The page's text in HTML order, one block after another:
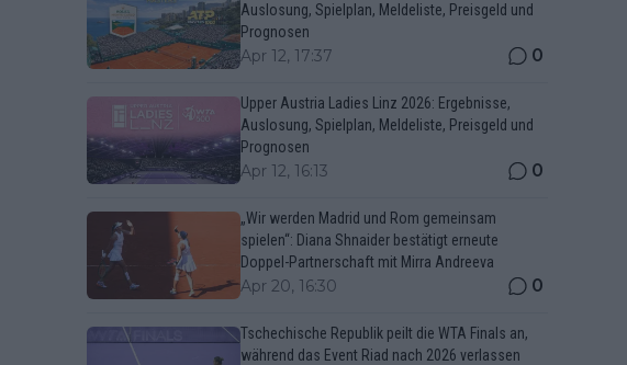
Auslosung, Spielplan, Meldeliste, Preisgeld und
Prognosen
Apr 12, 17:37 0
Upper Austria Ladies Linz 2026: Ergebnisse,
Auslosung, Spielplan, Meldeliste, Preisgeld und
Prognosen
Apr 12, 16:13 0
„Wir werden Madrid und Rom gemeinsam
spielen“: Diana Shnaider bestätigt erneute
Doppel-Partnerschaft mit Mirra Andreeva
Apr 20, 16:30 0
Tschechische Republik peilt die WTA Finals an,
während das Event Riad nach 2026 verlassen